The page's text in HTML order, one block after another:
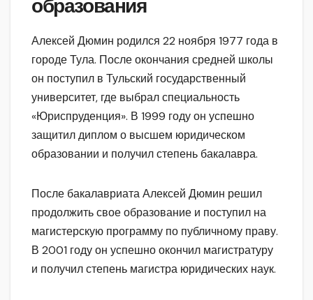
образования
Алексей Дюмин родился 22 ноября 1977 года в
городе Тула. После окончания средней школы
он поступил в Тульский государственный
университет, где выбрал специальность
«Юриспруденция». В 1999 году он успешно
защитил диплом о высшем юридическом
образовании и получил степень бакалавра.
После бакалавриата Алексей Дюмин решил
продолжить свое образование и поступил на
магистерскую программу по публичному праву.
В 2001 году он успешно окончил магистратуру
и получил степень магистра юридических наук.